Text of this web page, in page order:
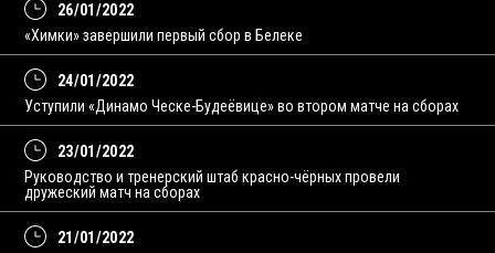
26/01/2022
«Химки» завершили первый сбор в Белеке
24/01/2022
Уступили «Динамо Ческе-Будеёвице» во втором матче на сборах
23/01/2022
Руководство и тренерский штаб красно-чёрных провели
дружеский матч на сборах
21/01/2022